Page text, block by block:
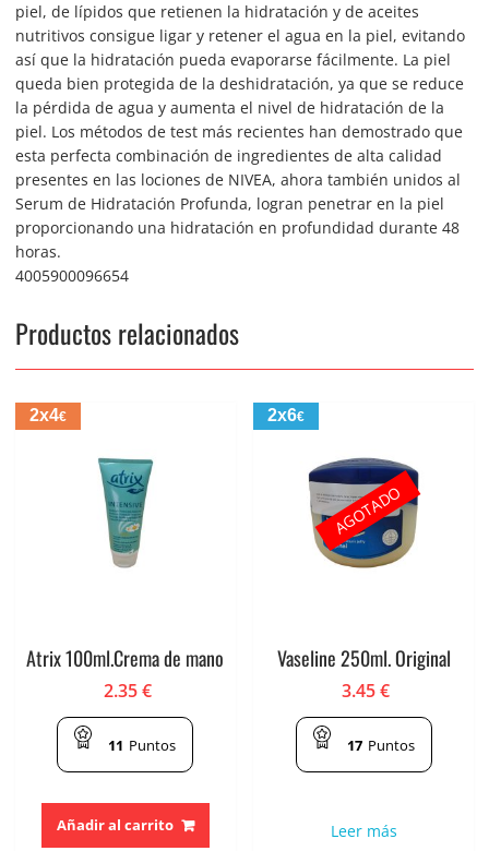
piel, de lípidos que retienen la hidratación y de aceites
nutritivos consigue ligar y retener el agua en la piel, evitando
así que la hidratación pueda evaporarse fácilmente. La piel
queda bien protegida de la deshidratación, ya que se reduce
la pérdida de agua y aumenta el nivel de hidratación de la
piel. Los métodos de test más recientes han demostrado que
esta perfecta combinación de ingredientes de alta calidad
presentes en las lociones de NIVEA, ahora también unidos al
Serum de Hidratación Profunda, logran penetrar en la piel
proporcionando una hidratación en profundidad durante 48
horas.
4005900096654
Productos relacionados
2x4€
Atrix 100ml.Crema de mano
2.35€
11 Puntos
Añadir al carrito
2x6€
Vaseline 250ml. Original
3.45€
17 Puntos
Leer más
AGOTADO